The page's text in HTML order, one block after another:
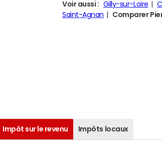
Voir aussi : Gilly-sur-Loire
Saint-Agnan
Comparer
Impôt sur le revenu Impôts locaux